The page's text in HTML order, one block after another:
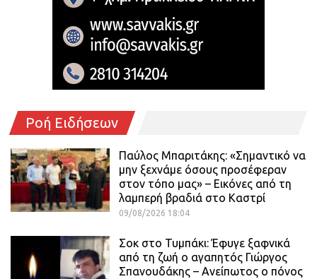
Ροή Ειδήσεων
Παύλος Μπαριτάκης: «Σημαντικό να
μην ξεχνάμε όσους προσέφεραν
στον τόπο μας» – Εικόνες από τη
λαμπερή βραδιά στο Καστρί
09/08/2026 18:04
Σοκ στο Τυμπάκι: Έφυγε ξαφνικά
από τη ζωή ο αγαπητός Γιώργος
Σπανουδάκης – Ανείπωτος ο πόνος